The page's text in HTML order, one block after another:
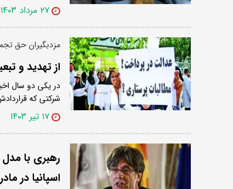
۲۷ مرداد ۱۴۰۳
مزدبگیران حق
از تهدید و
در یکی دو سال
شرکتی که
۱۷ تیر ۱۴۰۳
رهبری با
اسپانیا در